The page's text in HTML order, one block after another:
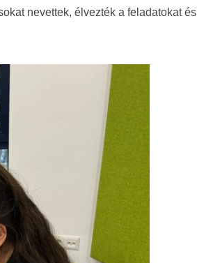
nevettek, élvezték a feladatokat és